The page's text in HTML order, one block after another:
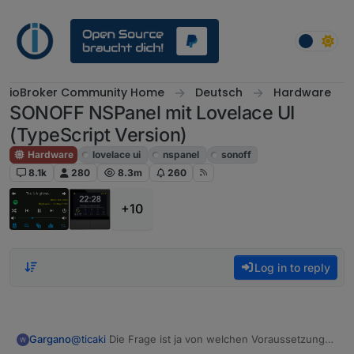
ioBroker Community Home Deutsch Hardware
SONOFF NSPanel mit Lovelace UI
(TypeScript Version)
Hardware lovelace ui nspanel
sonoff
8.1k
280 8.3m 260
+10
Log in to reply
Gargano@ticaki Die Frage ist ja von welchen Voraussetzungen